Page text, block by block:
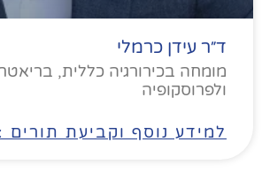
ד״ר עידן כרמלי
מומחה בכירורגיה כללית, בריאטריה
ולפרוסקופיה
למידע נוסף וקביעת תורים »